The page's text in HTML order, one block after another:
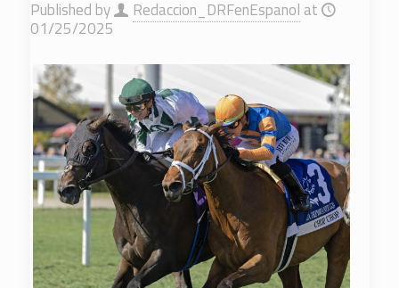
Published by Redaccion_DRFenEspanol at
01/25/2025